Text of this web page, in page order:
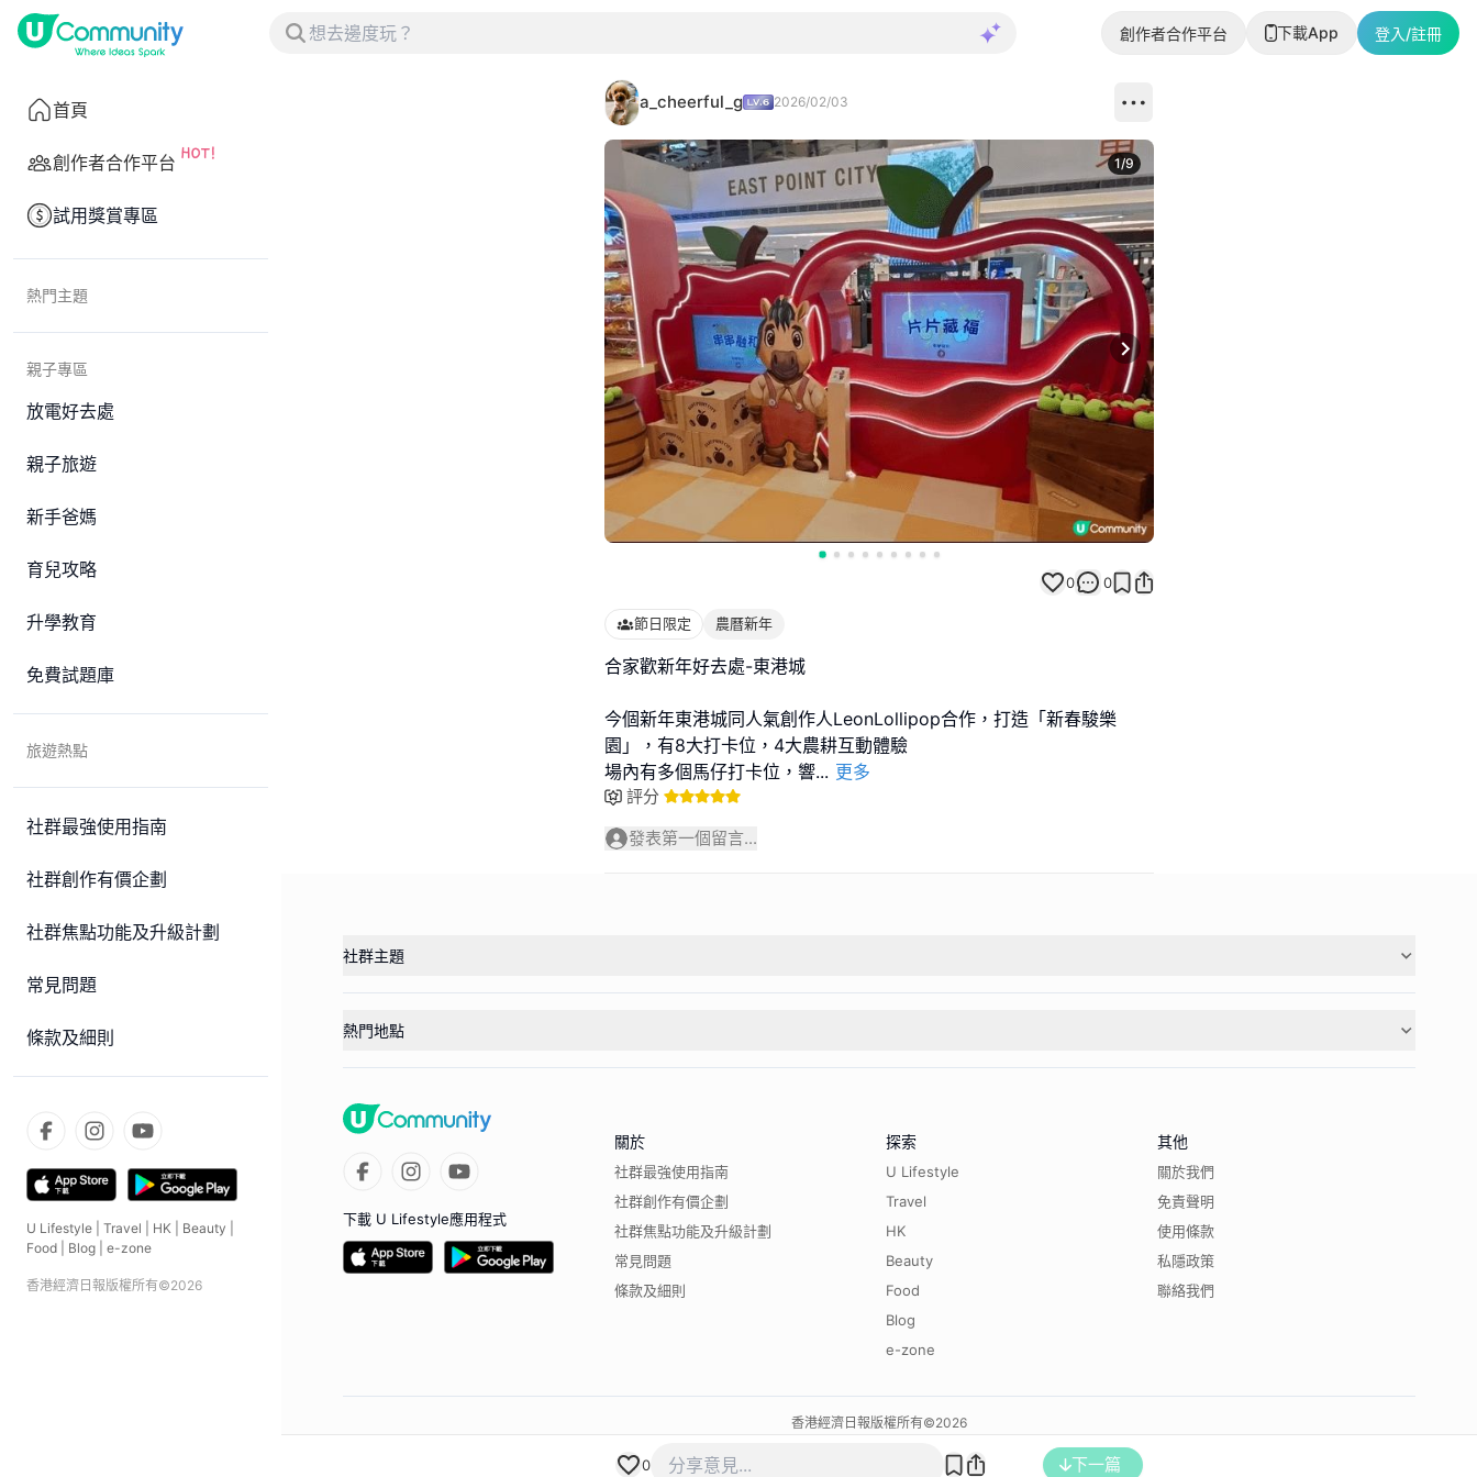
創作者合作平台 下載App 登入/註冊
首頁
創作者合作平台
試用獎賞專區
熱門主題
親子專區
放電好去處
親子旅遊
新手爸媽
育兒攻略
升學教育
免費試題庫
旅遊熱點
社群最強使用指南
社群創作有價企劃
社群焦點功能及升級計劃
常見問題
條款及細則
U Lifestyle Travel HK Beauty
Food
Blog e-zone
香港經濟日報版權所有©2026
a_cheerful_g 2026/02/03
Next slide
1/9
0 0
節日限定 農曆新年
合家歡新年好去處-東港城
今個新年東港城同人氣創作人LeonLollipop合作，打造「新春駿樂
園」，有8大打卡位，4大農耕互動體驗
場內有多個馬仔打卡位，響... 更多
評分
發表第一個留言...
0 下一篇
社群主題
熱門地點
下載 U Lifestyle應用程式
關於
社群最強使用指南
社群創作有價企劃
社群焦點功能及升級計劃
常見問題
條款及細則
探索
U Lifestyle
Travel
HK
Beauty
Food
Blog
e-zone
其他
關於我們
免責聲明
使用條款
私隱政策
聯絡我們
香港經濟日報版權所有©2026